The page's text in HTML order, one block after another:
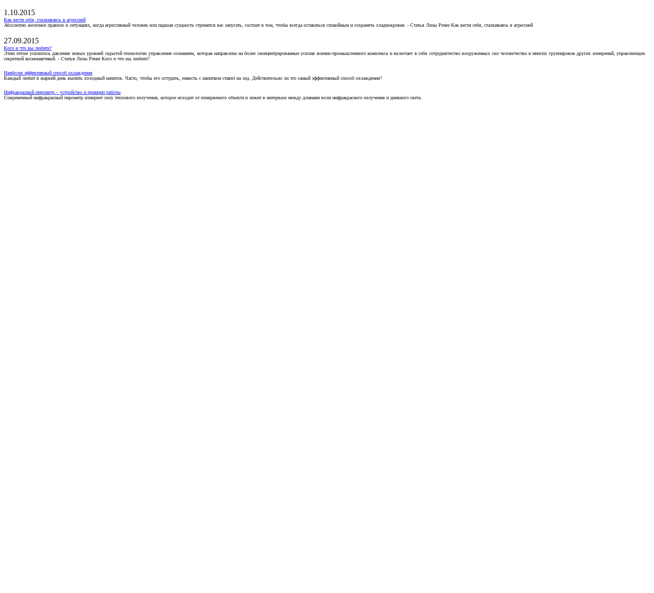
1.10.2015
Как вести себя, сталкиваясь в агрессией
Абсолютно железное правило в ситуациях, когда агрессивный человек или падшая сущность стремится вас запугать, состоит в том, чтобы всегда оставаться спокойным и сохранять хладнокровие. - Статья Лизы Ренее Как вести себя, сталкиваясь в агрессией
27.09.2015
Кого и что вы любите?
Этим летом усилилось давление новых уровней скрытой технологии управления сознанием, которая направлена на более сконцентрированные усилия военно-промышленного комплекса и включает в себя сотрудничество вооруженных сил человечества и многих группировок других измерений, управляющих
секретной космонавтикой. - Статья Лизы Ренее Кого и что вы любите?
Наиболее эффективный способ охлаждения
Каждый любит в жаркий день выпить холодный напиток. Часто, чтобы его остудить, емкость с напитком ставят на лед. Действительно ли это самый эффективный способ охлаждения?
Инфракрасный пирометр – устройство и принцип работы
Современный инфракрасный пирометр измеряет силу теплового излучения, которое исходит от измеряемого объекта и лежит в интервале между длинами волн инфракрасного излучения и дневного света.